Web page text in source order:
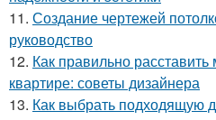
11. Создание чертежей
руководство
12. Как правильно
квартире: советы дизайнера
13. Как выбрать подходящую